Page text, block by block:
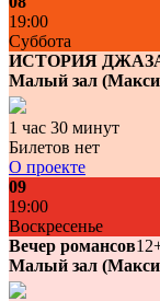
19:00
Суббота
ИСТОРИЯ
Малый зал
1 час 30 минут
Билетов нет
О проекте
09
19:00
Воскресенье
Вечер романсов
Малый зал